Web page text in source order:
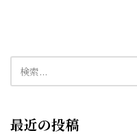
最近の投稿